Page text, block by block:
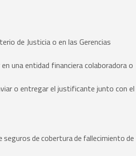
de Justicia o en las Gerencias
una entidad financiera colaboradora o
o entregar el justificante junto con el
de cobertura de fallecimiento de